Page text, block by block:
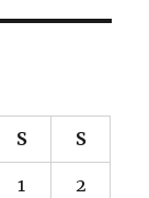
S S
1 2